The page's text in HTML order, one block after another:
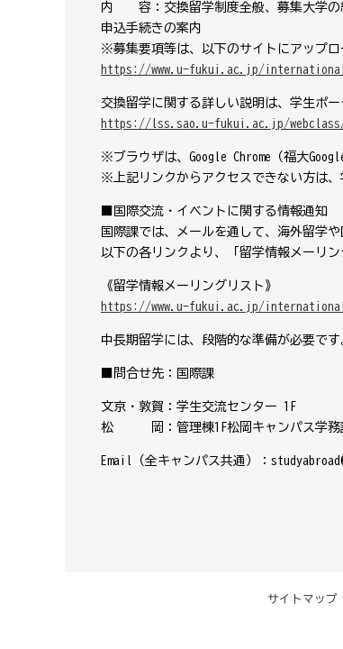
内 容：交換留学制度全般、募集大学の
申込手続きの案内
※募集要項等は、以下のサイトにアップロ
https://www.u-fukui.ac.jp/
交換留学に関する詳しい説明は、学生ポ
https://lss.sao.u-fukui.ac.jp/webclass/
※ブラウザは、 Google Chrome （福大
※上記リンクからアクセスできない方は、
■国際交流・イベントに関する情報通知
国際課では、メールを通して、海外留学
以下の各リンクより、「留学情報メーリ
《留学情報メーリングリスト》
https://www.u-fukui.ac.jp/
中長期留学には、段階的な準備が必要で
■問合せ先：国際課
文京・敦賀：学生交流センター 1F
松 岡：管理棟1F松岡キャンパス学
Email（全キャンパス共通）：
サイトマップ